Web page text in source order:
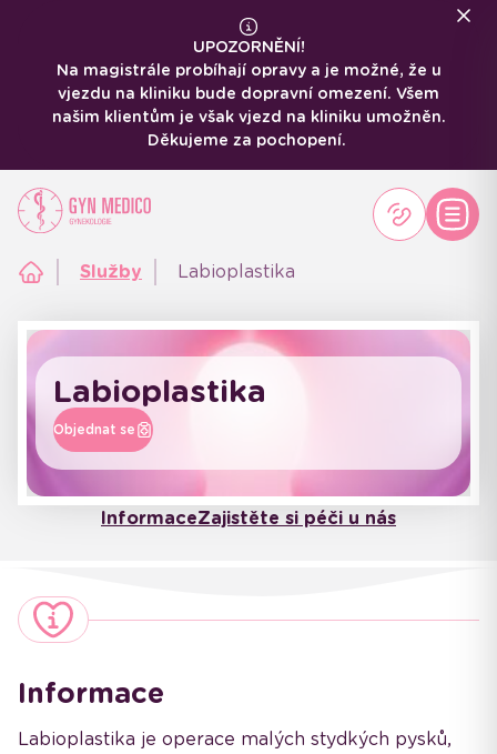
UPOZORNĚNÍ!
Na magistrále probíhají opravy a je možné, že u
vjezdu na kliniku bude dopravní omezení. Všem
našim klientům je však vjezd na kliniku umožněn.
Děkujeme za pochopení.
Služby Labioplastika
Labioplastika
Objednat se
InformaceZajistěte si péči u nás
Informace
Labioplastika je operace malých stydkých pysků,